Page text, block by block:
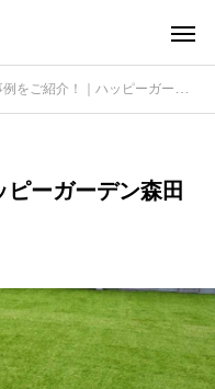
ご紹介！｜ハッピーガーデン森田造園
ーガーデン森田